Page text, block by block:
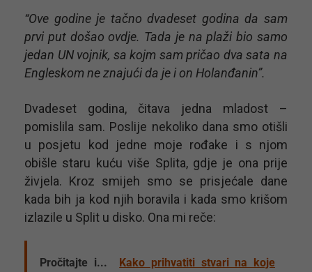
“Ove godine je tačno dvadeset godina da sam
prvi put došao ovdje. Tada je na plaži bio samo
jedan UN vojnik, sa kojm sam pričao dva sata na
Engleskom ne znajući da je i on Holanđanin”.
Dvadeset godina, čitava jedna mladost –
pomislila sam. Poslije nekoliko dana smo otišli
u posjetu kod jedne moje rođake i s njom
obišle staru kuću više Splita, gdje je ona prije
živjela. Kroz smijeh smo se prisjećale dane
kada bih ja kod njih boravila i kada smo krišom
izlazile u Split u disko. Ona mi reče:
Pročitajte i...
Kako prihvatiti stvari na koje